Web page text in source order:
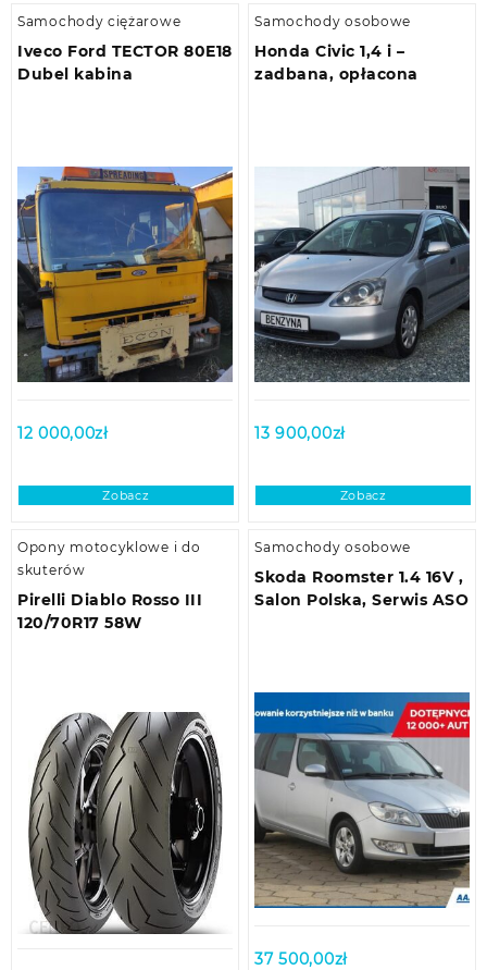
Samochody ciężarowe
Iveco Ford TECTOR 80E18
Dubel kabina
12 000,00zł
Zobacz
Samochody osobowe
Honda Civic 1,4 i –
zadbana, opłacona
13 900,00zł
Zobacz
Opony motocyklowe i do
skuterów
Pirelli Diablo Rosso III
120/70R17 58W
Samochody osobowe
Skoda Roomster 1.4 16V ,
Salon Polska, Serwis ASO
37 500,00zł